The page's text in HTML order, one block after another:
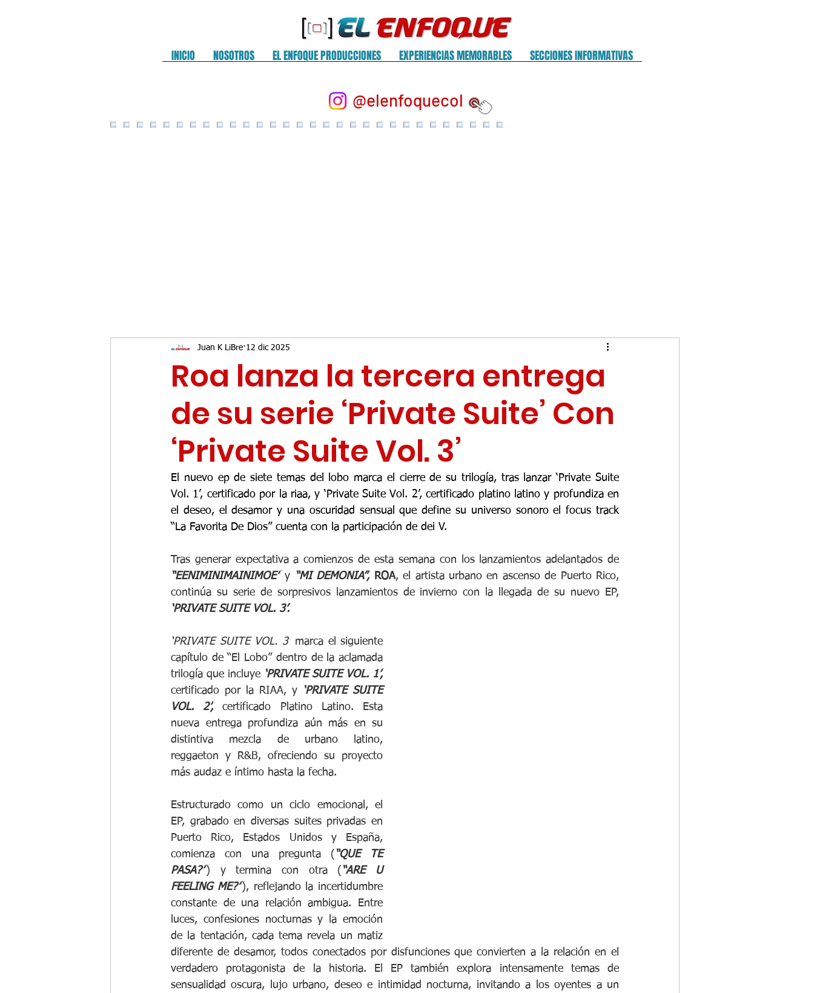
INICIO NOSOTROS EL ENFOQUE PRODUCCIONES EXPERIENCIAS MEMORABLES SECCIONES INFORMATIVAS
@elenfoquecol
Roa lanza la tercera entrega
de su serie ‘Private Suite’ Con
‘Private Suite Vol. 3’
Juan K LiBre 12 dic 2025
El nuevo ep de siete temas del lobo marca el cierre de su trilogía, tras lanzar ‘Private Suite
Vol. 1’, certificado por la riaa, y ‘Private Suite Vol. 2’, certificado platino latino y profundiza en
el deseo, el desamor y una oscuridad sensual que define su universo sonoro el focus track
“La Favorita De Dios” cuenta con la participación de dei V.
“EENIMINIMAINIMOE” y “MI DEMONIA”, ROA, el artista urbano en ascenso de Puerto Rico,
‘PRIVATE SUITE VOL. 3’.
‘PRIVATE SUITE VOL. 3’ marca el siguiente
capítulo de “El Lobo” dentro de la aclamada
trilogía que incluye ‘PRIVATE SUITE VOL. 1’,
certificado por la RIAA, y
‘PRIVATE SUITE
VOL. 2’,
certificado Platino Latino. Esta
nueva entrega profundiza aún más en su
distintiva mezcla de urbano latino,
reggaeton y R&B, ofreciendo su proyecto
más audaz e íntimo hasta la fecha.
Estructurado como un ciclo emocional, el
EP, grabado en diversas suites privadas en
Puerto Rico, Estados Unidos y España,
comienza con una pregunta ( “QUE TE
PASA?”) y termina con otra ( “ARE U
FEELING ME?”), reflejando la incertidumbre
constante de una relación ambigua. Entre
luces, confesiones nocturnas y la emoción
de la tentación, cada tema revela un matiz
diferente de desamor, todos conectados por disfunciones que convierten a la relación en el
verdadero protagonista de la historia. El EP también explora intensamente temas de
sensualidad oscura, lujo urbano, deseo e intimidad nocturna, invitando a los oyentes a un